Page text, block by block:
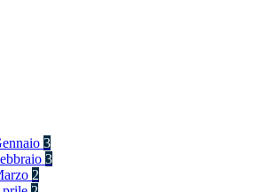
3
3
2